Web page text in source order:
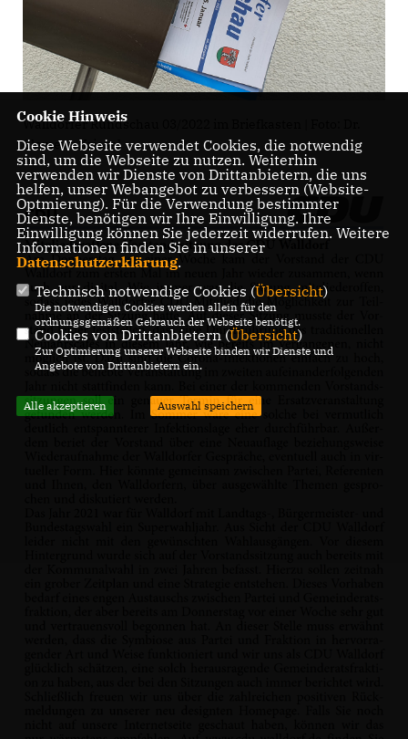
Walldorfer Rundschau 03/2022 im Briefkasten | Foto: Dr.
Clemens Kriesel
Cookie Hinweis
Diese Webseite verwendet Cookies, die notwendig
sind, um die Webseite zu nutzen. Weiterhin
verwenden wir Dienste von Drittanbietern, die uns
helfen, unser Webangebot zu verbessern (Website-
Optmierung). Für die Verwendung bestimmter
Dienste, benötigen wir Ihre Einwilligung. Ihre
Einwilligung können Sie jederzeit widerrufen. Weitere
Informationen finden Sie in unserer
Datenschutzerklärung.
Technisch notwendige Cookies (Übersicht)
Die notwendigen Cookies werden allein für den
ordnungsgemäßen Gebrauch der Webseite benötigt.
Cookies von Drittanbietern (Übersicht)
Zur Optimierung unserer Webseite binden wir Dienste und
Angebote von Drittanbietern ein.
Alle akzeptieren Auswahl speichern